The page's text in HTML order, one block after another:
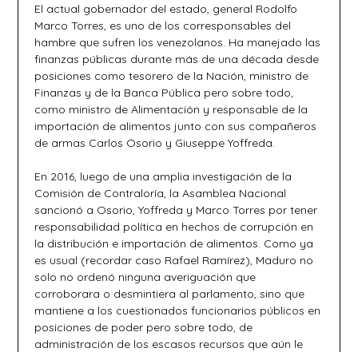
El actual gobernador del estado, general Rodolfo
Marco Torres, es uno de los corresponsables del
hambre que sufren los venezolanos. Ha manejado las
finanzas públicas durante más de una década desde
posiciones como tesorero de la Nación, ministro de
Finanzas y de la Banca Pública pero sobre todo,
como ministro de Alimentación y responsable de la
importación de alimentos junto con sus compañeros
de armas Carlos Osorio y Giuseppe Yoffreda.
En 2016, luego de una amplia investigación de la
Comisión de Contraloría, la Asamblea Nacional
sancionó a Osorio, Yoffreda y Marco Torres por tener
responsabilidad política en hechos de corrupción en
la distribución e importación de alimentos. Como ya
es usual (recordar caso Rafael Ramírez), Maduro no
solo no ordenó ninguna averiguación que
corroborara o desmintiera al parlamento, sino que
mantiene a los cuestionados funcionarios públicos en
posiciones de poder pero sobre todo, de
administración de los escasos recursos que aún le